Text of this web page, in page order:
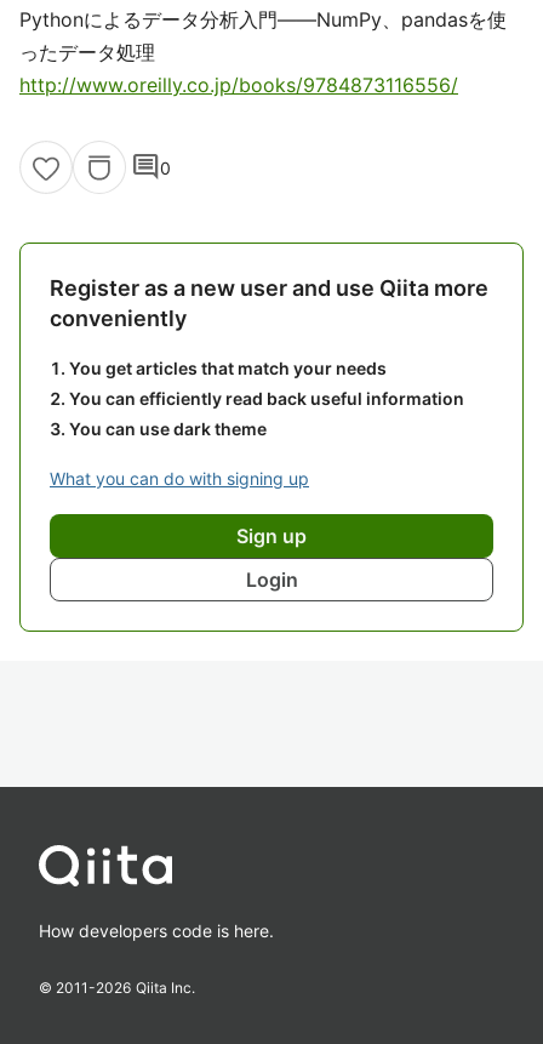
Pythonによるデータ分析入門――NumPy、pandasを使
ったデータ処理
http://www.oreilly.co.jp/books/9784873116556/
comment0
Register as a new user and use Qiita more
conveniently
You get articles that match your needs
You can efficiently read back useful information
You can use dark theme
What you can do with signing up
Sign up
Login
How developers code is here.
© 2011-2026 Qiita Inc.